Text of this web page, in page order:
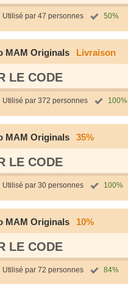
Utilisé par 47 personnes 50%
MAM Originals Livraison
LE СODE
Utilisé par 372 personnes 100%
MAM Originals 35%
LE СODE
Utilisé par 30 personnes 100%
MAM Originals 10%
LE СODE
Utilisé par 72 personnes 84%